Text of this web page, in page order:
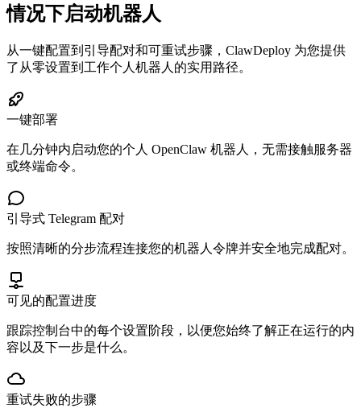
情况下启动机器人
从一键配置到引导配对和可重试步骤，ClawDeploy 为您提供
了从零设置到工作个人机器人的实用路径。
一键部署
在几分钟内启动您的个人 OpenClaw 机器人，无需接触服务器
或终端命令。
引导式 Telegram 配对
按照清晰的分步流程连接您的机器人令牌并安全地完成配对。
可见的配置进度
跟踪控制台中的每个设置阶段，以便您始终了解正在运行的内
容以及下一步是什么。
重试失败的步骤